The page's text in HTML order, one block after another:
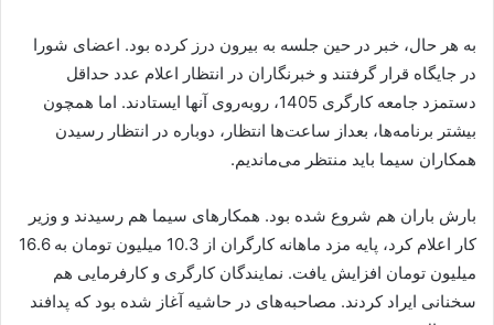
به هر حال، خبر در حین جلسه به بیرون درز کرده بود. اعضای شورا
در جایگاه قرار گرفتند و خبرنگاران در انتظار اعلام عدد حداقل
دستمزد جامعه کارگری 1405، روبه‌روی آنها ایستادند. اما همچون
بیشتر برنامه‌ها، بعداز ساعت‌ها انتظار، دوباره در انتظار رسیدن
همکاران سیما باید منتظر می‌ماندیم.
بارش باران هم شروع شده بود. همکارهای سیما هم رسیدند و وزیر
کار اعلام کرد، پایه مزد ماهانه کارگران از 10.3 میلیون تومان به 16.6
میلیون تومان افزایش یافت. نمایندگان کارگری و کارفرمایی هم
سخنانی ایراد کردند. مصاحبه‌های در حاشیه آغاز شده بود که پدافند